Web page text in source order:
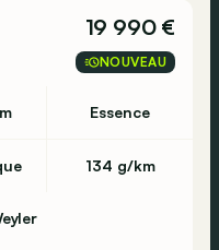
19 990 €
NOUVEAU
Essence
134 g/km